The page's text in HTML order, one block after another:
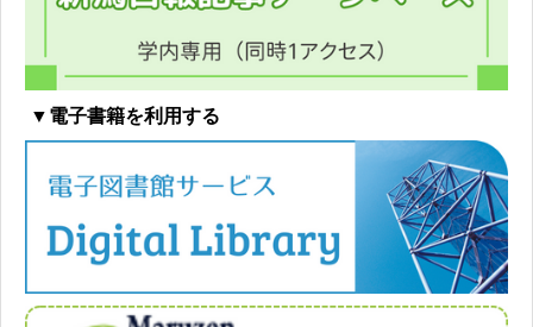
▼電子書籍を利用する